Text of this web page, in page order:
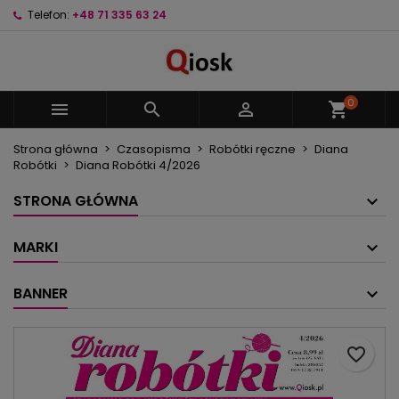
Telefon: +48 71 335 63 24
   shopping_cart0
Strona główna Czasopisma Robótki ręczne
Diana
Robótki
Diana Robótki 4/2026
STRONA GŁÓWNA
MARKI
BANNER
favorite_border
Nazwa listy życzeń
Anuluj
Musisz być zalogowany by zapisać produkty na
swojej liście życzeń.
Anuluj Zaloguj się